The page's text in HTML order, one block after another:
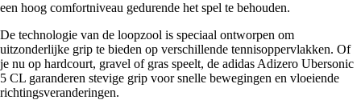
een hoog comfortniveau gedurende het spel te behouden.
De technologie van de loopzool is speciaal ontworpen om
uitzonderlijke grip te bieden op verschillende tennisoppervlakken. Of
je nu op hardcourt, gravel of gras speelt, de adidas Adizero Ubersonic
5 CL garanderen stevige grip voor snelle bewegingen en vloeiende
richtingsveranderingen.